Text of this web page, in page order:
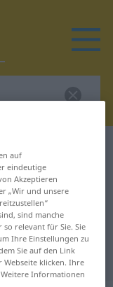
für
auf
eindeutige
Akzeptieren
„Wir und unsere
sind manche
relevant für Sie. Sie
Ihre Einstellungen zu
Sie auf den Link
Webseite klicken. Ihre
Informationen